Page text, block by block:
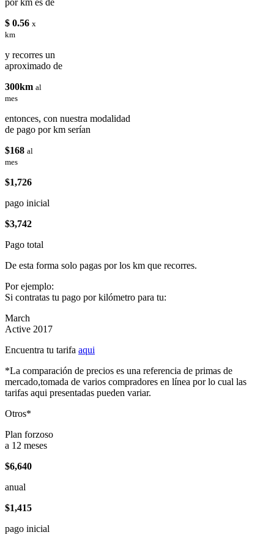
$ 0.56 x
km
y recorres un
aproximado de
300km al
mes
entonces, con nuestra modalidad
de pago por km serían
$168 al
mes
$1,726
pago inicial
$3,742
Pago total
De esta forma solo pagas por los km que recorres.
Por ejemplo:
Si contratas tu pago por kilómetro para tu:
March
Active 2017
Encuentra tu tarifa aqui
*La comparación de precios es una referencia de primas de
mercado,tomada de varios compradores en línea por lo cual las
tarifas aqui presentadas pueden variar.
Otros*
Plan forzoso
a 12 meses
$6,640
anual
$1,415
pago inicial